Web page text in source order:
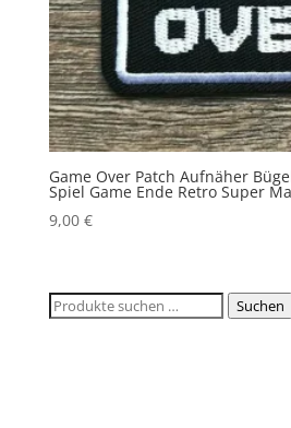
Game Over Patch Aufnäher
Spiel Game Ende Retro Super
9,00 €
Suchen
Suchen